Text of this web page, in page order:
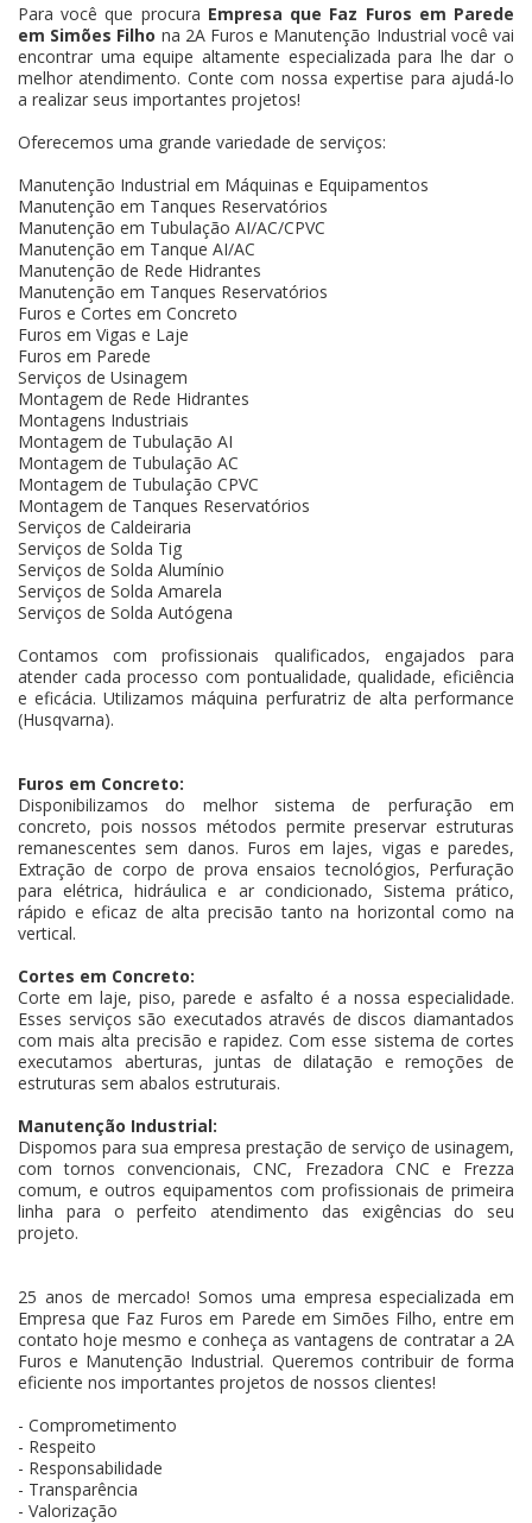
Para você que procura Empresa que Faz Furos em Parede
em Simões Filho na 2A Furos e Manutenção Industrial você vai
encontrar uma equipe altamente especializada para lhe dar o
melhor atendimento. Conte com nossa expertise para ajudá-lo
a realizar seus importantes projetos!
Oferecemos uma grande variedade de serviços:
Manutenção Industrial em Máquinas e Equipamentos
Manutenção em Tanques Reservatórios
Manutenção em Tubulação AI/AC/CPVC
Manutenção em Tanque AI/AC
Manutenção de Rede Hidrantes
Manutenção em Tanques Reservatórios
Furos e Cortes em Concreto
Furos em Vigas e Laje
Furos em Parede
Serviços de Usinagem
Montagem de Rede Hidrantes
Montagens Industriais
Montagem de Tubulação AI
Montagem de Tubulação AC
Montagem de Tubulação CPVC
Montagem de Tanques Reservatórios
Serviços de Caldeiraria
Serviços de Solda Tig
Serviços de Solda Alumínio
Serviços de Solda Amarela
Serviços de Solda Autógena
Contamos com profissionais qualificados, engajados para
atender cada processo com pontualidade, qualidade, eficiência
e eficácia. Utilizamos máquina perfuratriz de alta performance
(Husqvarna).
Furos em Concreto:
Disponibilizamos do melhor sistema de perfuração em
concreto, pois nossos métodos permite preservar estruturas
remanescentes sem danos. Furos em lajes, vigas e paredes,
Extração de corpo de prova ensaios tecnológios, Perfuração
para elétrica, hidráulica e ar condicionado, Sistema prático,
rápido e eficaz de alta precisão tanto na horizontal como na
vertical.
Cortes em Concreto:
Corte em laje, piso, parede e asfalto é a nossa especialidade.
Esses serviços são executados através de discos diamantados
com mais alta precisão e rapidez. Com esse sistema de cortes
executamos aberturas, juntas de dilatação e remoções de
estruturas sem abalos estruturais.
Manutenção Industrial:
Dispomos para sua empresa prestação de serviço de usinagem,
com tornos convencionais, CNC, Frezadora CNC e Frezza
comum, e outros equipamentos com profissionais de primeira
linha para o perfeito atendimento das exigências do seu
projeto.
25 anos de mercado! Somos uma empresa especializada em
Empresa que Faz Furos em Parede em Simões Filho, entre em
contato hoje mesmo e conheça as vantagens de contratar a 2A
Furos e Manutenção Industrial. Queremos contribuir de forma
eficiente nos importantes projetos de nossos clientes!
- Comprometimento
- Respeito
- Responsabilidade
- Transparência
- Valorização